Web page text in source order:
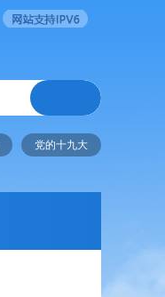
党的十九大